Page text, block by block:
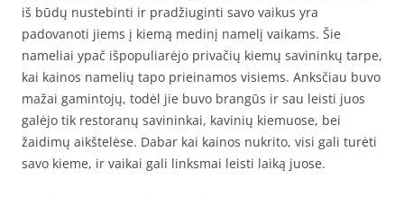
iš būdų nustebinti ir pradžiuginti savo vaikus yra
padovanoti jiems į kiemą medinį namelį vaikams. Šie
nameliai ypač išpopuliarėjo privačių kiemų savininkų tarpe,
kai kainos namelių tapo prieinamos visiems. Anksčiau buvo
mažai gamintojų, todėl jie buvo brangūs ir sau leisti juos
galėjo tik restoranų savininkai, kavinių kiemuose, bei
žaidimų aikštelėse. Dabar kai kainos nukrito, visi gali turėti
savo kieme, ir vaikai gali linksmai leisti laiką juose.